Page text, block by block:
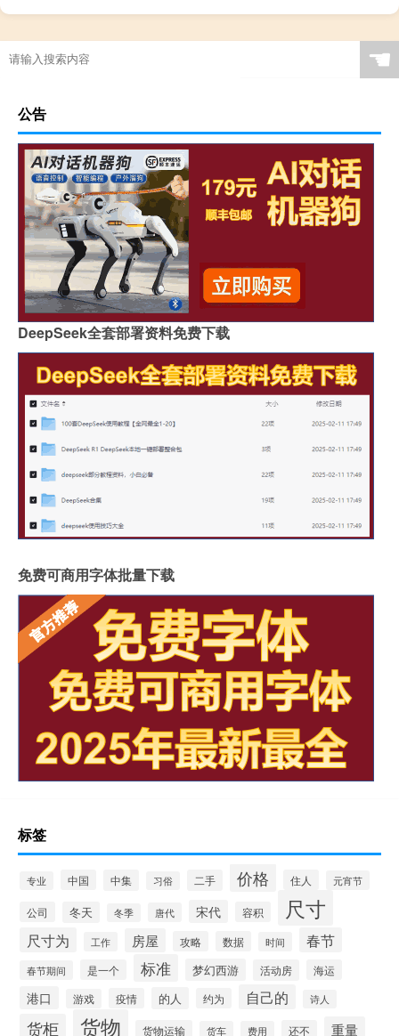
☚
公告
DeepSeek全套部署资料免费下载
免费可商用字体批量下载
标签
专业 中国 中集 习俗 二手 价格 住人 元宵节
公司 冬天 冬季 唐代 宋代 容积 尺寸
尺寸为 工作 房屋 攻略 数据 时间 春节
春节期间 是一个 标准 梦幻西游 活动房 海运
港口 游戏 疫情 的人 约为 自己的 诗人
货柜 货物 货物运输 货车 费用 还不 重量